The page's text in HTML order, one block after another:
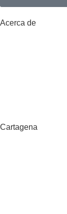
Acerca de
Cartagena